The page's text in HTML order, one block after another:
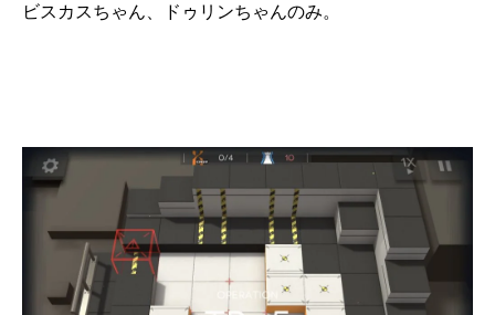
ビスカスちゃん、ドゥリンちゃんのみ。